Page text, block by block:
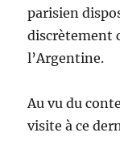
parisien
discrètement
l’Argentine.
Au vu du
visite à ce